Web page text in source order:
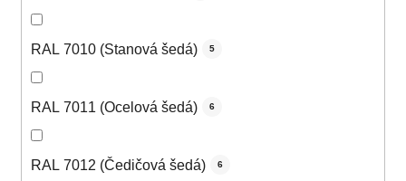
RAL 7010 (Stanová šedá) 5
RAL 7011 (Ocelová šedá) 6
RAL 7012 (Čedičová šedá) 6